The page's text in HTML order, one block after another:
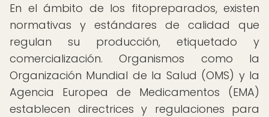
En el ámbito de los fitopreparados, existen
normativas y estándares de calidad que
regulan su producción, etiquetado y
comercialización. Organismos como la
Organización Mundial de la Salud (OMS) y la
Agencia Europea de Medicamentos (EMA)
establecen directrices y regulaciones para